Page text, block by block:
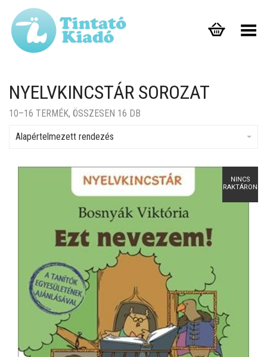
Toggle Menu
NYELVKINCSTÁR SOROZAT
10–16 TERMÉK, ÖSSZESEN 16 DB
Alapértelmezett rendezés
NINCS
RAKTÁRON